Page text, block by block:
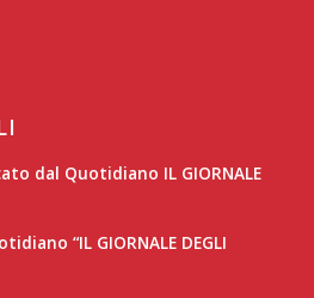
dal Quotidiano IL GIORNALE
“IL GIORNALE DEGLI